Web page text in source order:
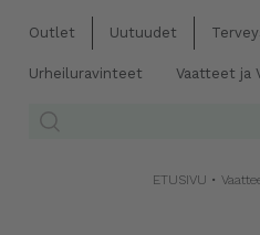
Outlet Uutuudet
Urheiluravinteet Vaatteet ja
ETUSIVU •